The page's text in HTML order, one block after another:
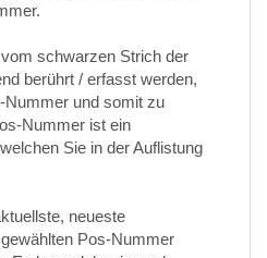
schwarzen Strich der
berührt / erfasst werden,
Nummer und somit zu
Nummer ist ein
Sie in der Auflistung
neueste
Pos-Nummer